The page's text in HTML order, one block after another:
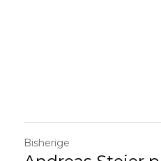
Bisherige